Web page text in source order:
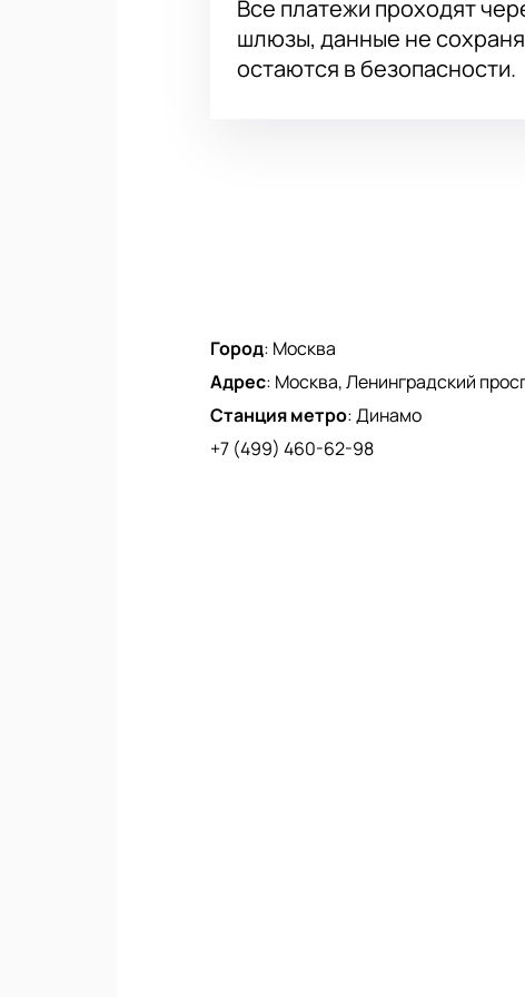
Все платежи проходят
шлюзы, данные не
остаются в безопасности.
Город: Москва
Адрес: Москва, Ленинградский
Станция метро:Динамо
+7 (499) 460-62-98